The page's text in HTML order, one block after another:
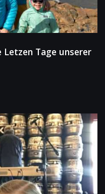
Letzen Tage unserer